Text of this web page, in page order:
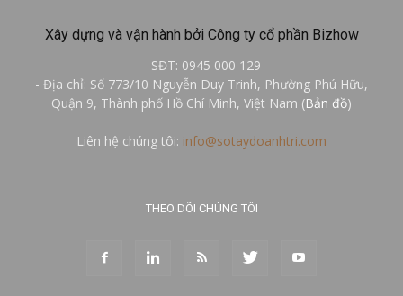
Xây dựng và vận hành bởi Công ty cổ phần Bizhow
- SĐT: 0945 000 129
- Địa chỉ: Số 773/10 Nguyễn Duy Trinh, Phường Phú Hữu,
Quận 9, Thành phố Hồ Chí Minh, Việt Nam (Bản đồ)
Liên hệ chúng tôi: info@sotaydoanhtri.com
THEO DÕI CHÚNG TÔI